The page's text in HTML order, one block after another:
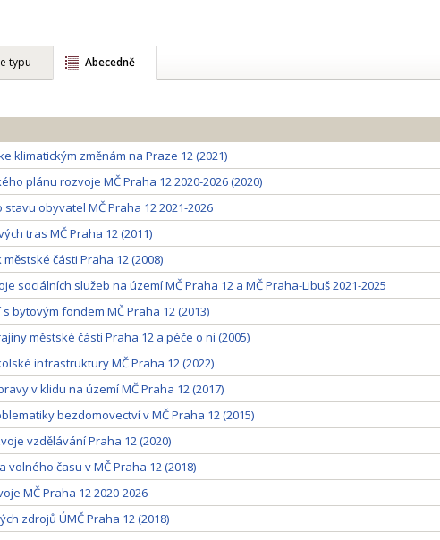
typu Abecedně
klimatickým změnám na Praze 12 (2021)
plánu rozvoje MČ Praha 12 2020-2026 (2020)
obyvatel MČ Praha 12 2021-2026
tras MČ Praha 12 (2011)
části Praha 12 (2008)
sociálních služeb na území MČ Praha 12 a MČ Praha-Libuš 2021-2025
bytovým fondem MČ Praha 12 (2013)
městské části Praha 12 a péče o ni (2005)
infrastruktury MČ Praha 12 (2022)
v klidu na území MČ Praha 12 (2017)
bezdomovectví v MČ Praha 12 (2015)
vzdělávání Praha 12 (2020)
času v MČ Praha 12 (2018)
MČ Praha 12 2020-2026
zdrojů ÚMČ Praha 12 (2018)